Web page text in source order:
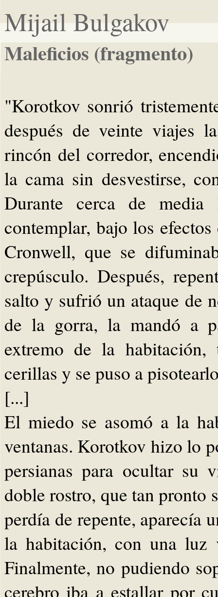
Mijail Bulgakov
Maleficios (fragmento)
"Korotkov sonrió
después de veinte viajes
rincón del corredor,
la cama sin desvestirse,
Durante cerca de
contemplar, bajo los
Cronwell, que se
crepúsculo. Después,
salto y sufrió un ataque de
de la gorra, la mandó a
extremo de la
cerillas y se puso a
[...]
El miedo se asomó a la
ventanas. Korotkov hizo lo
persianas para ocultar
doble rostro, que tan pronto
perdía de repente, aparecía
la habitación, con una luz
Finalmente, no pudiendo
cerebro iba a estallar por